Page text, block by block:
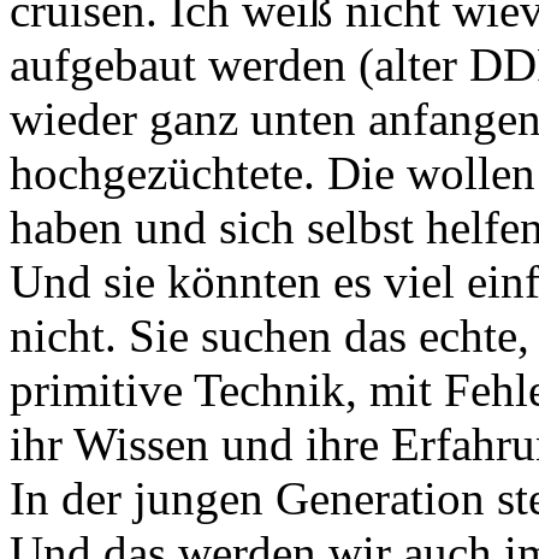
aufgebaut werden (alter
wieder ganz unten
hochgezüchtete. Die
haben und sich selbst
Und sie könnten es viel
nicht. Sie suchen das
primitive Technik, mit
ihr Wissen und ihre
In der jungen Generation